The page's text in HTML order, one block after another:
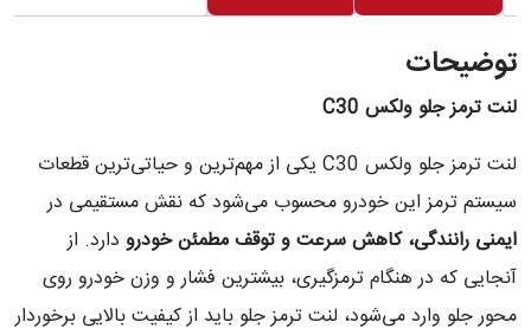
توضیحات
لنت ترمز جلو ولکس
لنت ترمز جلو ولکس C30 یکی از مهم‌ترین و حیاتی‌ترین قطعات
سیستم ترمز این خودرو محسوب می‌شود که نقش مستقیمی در
ایمنی رانندگی، کاهش سرعت و توقف مطمئن خودرو دارد. از
آنجایی که در هنگام ترمزگیری، بیشترین فشار و وزن خودرو روی
محور جلو وارد می‌شود، لنت ترمز جلو باید از کیفیت بالایی برخوردار